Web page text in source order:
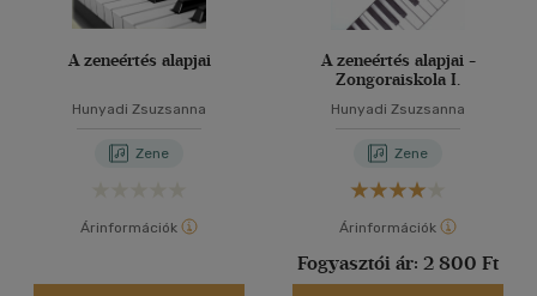
A zeneértés alapjai
Hunyadi Zsuzsanna
Zene
Árinformációk
A zeneértés alapjai -
Zongoraiskola I.
Hunyadi Zsuzsanna
Zene
Árinformációk
Fogyasztói ár: 2 800 Ft